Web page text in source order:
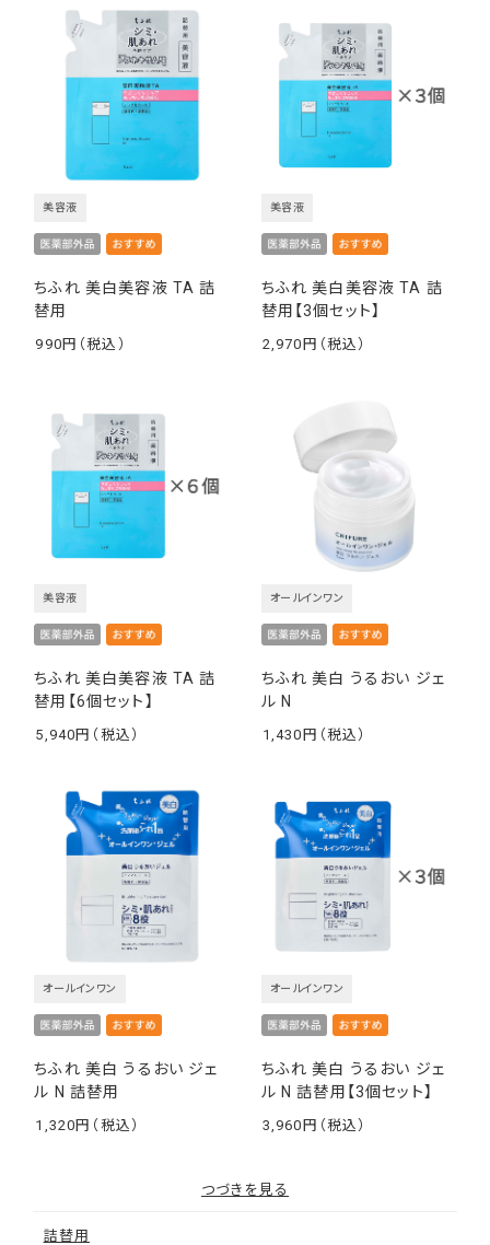
ちふれ 美白美容液 TA 詰
替用
美容液
990
ちふれ 美白美容液 TA 詰
替用【3個セット】
美容液
2,970
ちふれ 美白美容液 TA 詰
替用【6個セット】
美容液
5,940
ちふれ 美白 うるおい ジェ
ル N
オールインワン
1,430
ちふれ 美白 うるおい ジェ
ル N 詰替用
オールインワン
1,320
ちふれ 美白 うるおい ジェ
ル N 詰替用【3個セット】
オールインワン
3,960
つづきを見る
詰替用